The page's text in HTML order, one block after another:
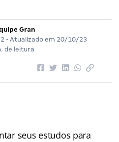
Gran
• Atualizado em 20/10/23
de leitura
seus estudos para